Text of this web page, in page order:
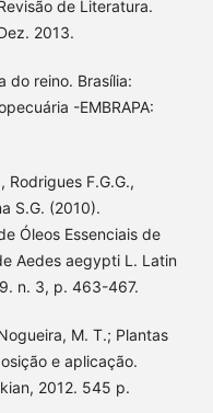
de Literatura.
2013.
do reino. Brasília:
-EMBRAPA:
Rodrigues F.G.G.,
S.G. (2010).
Óleos Essenciais de
Aedes aegypti L. Latin
n. 3, p. 463-467.
M. T.; Plantas
e aplicação.
2012. 545 p.